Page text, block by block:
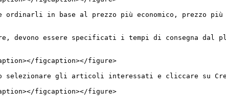
in base al prezzo più economico, prezzo più
devono essere specificati i tempi di consegna
figcaption></figure>
selezionare gli articoli interessati e cliccare su
figcaption></figure>